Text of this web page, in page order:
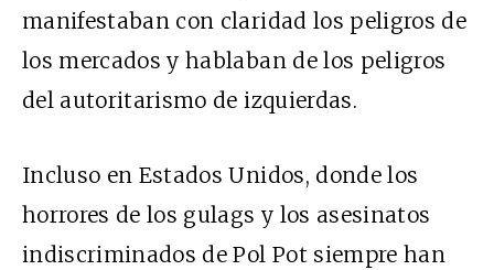
manifestaban con claridad los peligros de
los mercados y hablaban de los peligros
del autoritarismo de izquierdas.
Incluso en Estados Unidos, donde los
horrores de los gulags y los asesinatos
indiscriminados de Pol Pot siempre han